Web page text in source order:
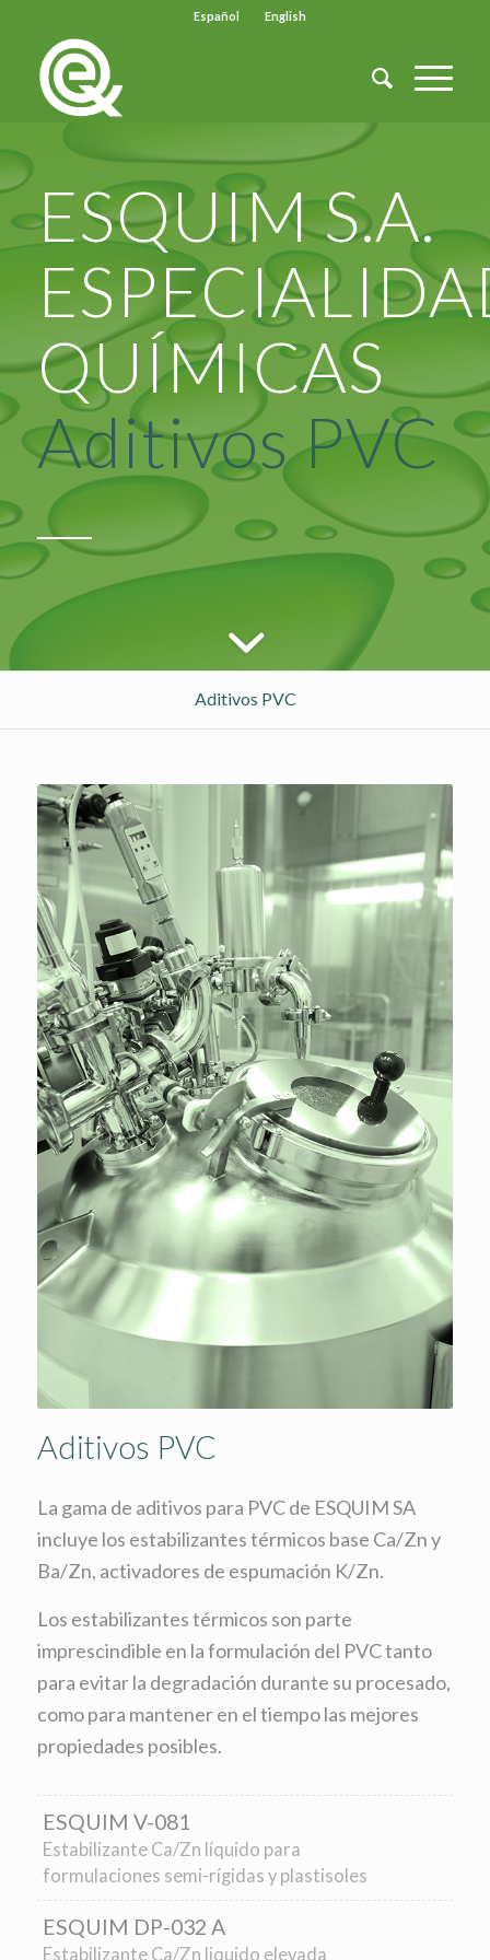
Español English
ESQUIM S.A.
QUÍMICAS
Aditivos PVC
Aditivos PVC
Aditivos PVC
La gama de aditivos para PVC de ESQUIM SA
incluye los estabilizantes térmicos base Ca/Zn y
Ba/Zn, activadores de espumación K/Zn.
Los estabilizantes térmicos son parte
imprescindible en la formulación del PVC tanto
para evitar la degradación durante su procesado,
como para mantener en el tiempo las mejores
propiedades posibles.
ESQUIM V-081
Estabilizante Ca/Zn líquido para
formulaciones semi-rígidas y plastisoles
ESQUIM DP-032 A
Estabilizante Ca/Zn liquido elevada